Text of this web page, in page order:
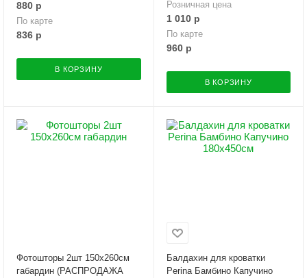
880 р
По карте
836 р
В КОРЗИНУ
Розничная цена
1 010р
По карте
960р
В КОРЗИНУ
Фотошторы 2шт 150х260см
габардин (РАСПРОДАЖА
Балдахин для кроватки
Perina Бамбино Капучино